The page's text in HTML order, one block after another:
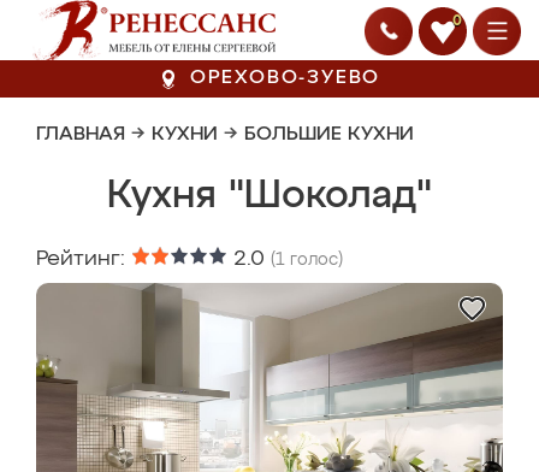
0
ОРЕХОВО-ЗУЕВО
ГЛАВНАЯ → КУХНИ → БОЛЬШИЕ КУХНИ
Кухня "Шоколад"
Рейтинг: 2.0 (1 голос)